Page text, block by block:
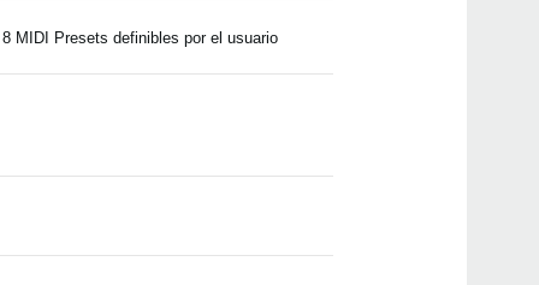
MIDI Presets definibles por el usuario